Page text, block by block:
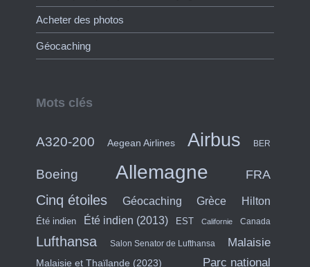
Acheter des photos
Géocaching
Mots clés
A320-200 Aegean Airlines Airbus BER
Boeing Allemagne FRA
Cinq étoiles Géocaching Grèce Hilton
Été indien Été indien (2013) EST Californie Canada
Lufthansa Salon Senator de Lufthansa Malaisie
Malaisie et Thaïlande (2023) Parc national